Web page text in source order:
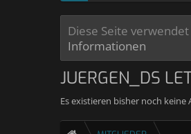
Diese Seite
Informationen
JUERGEN_DS
Es existieren bisher noch